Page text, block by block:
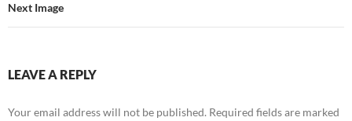
Next Image
LEAVE A REPLY
Your email address will not be published. Required fields are marked